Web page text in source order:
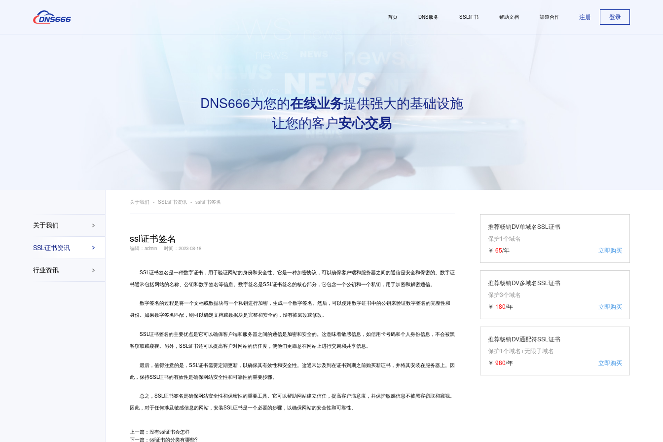
首页 DNS服务 SSL证书 帮助文档 渠道合作 注册 登录
DNS666为您的在线业务提供强大的基础设施
让您的客户安心交易
关于我们
SSL证书资讯
行业资讯
关于我们 SSL证书资讯 ssl证书签名
ssl证书签名
编辑：admin 时间：2023-08-18
SSL证书签名是一种数字证书，用于验证网站的身份和安全性。它是一种加密协议，可以确保客户端和服务器之间的通信是安全和保密的。数字证
书通常包括网站的名称、公钥和数字签名等信息。数字签名是SSL证书签名的核心部分，它包含一个公钥和一个私钥，用于加密和解密通信。
数字签名的过程是将一个文档或数据块与一个私钥进行加密，生成一个数字签名。然后，可以使用数字证书中的公钥来验证数字签名的完整性和
身份。如果数字签名匹配，则可以确定文档或数据块是完整和安全的，没有被篡改或修改。
SSL证书签名的主要优点是它可以确保客户端和服务器之间的通信是加密和安全的。这意味着敏感信息，如信用卡号码和个人身份信息，不会被黑
客窃取或窥视。另外，SSL证书还可以提高客户对网站的信任度，使他们更愿意在网站上进行交易和共享信息。
最后，值得注意的是，SSL证书需要定期更新，以确保其有效性和安全性。这通常涉及到在证书到期之前购买新证书，并将其安装在服务器上。因
此，保持SSL证书的有效性是确保网站安全性和可靠性的重要步骤。
总之，SSL证书签名是确保网站安全性和保密性的重要工具。它可以帮助网站建立信任，提高客户满意度，并保护敏感信息不被黑客窃取和窥视。
因此，对于任何涉及敏感信息的网站，安装SSL证书是一个必要的步骤，以确保网站的安全性和可靠性。
上一篇：没有ssl证书会怎样
下一篇：ssl证书的分类有哪些?
推荐畅销DV单域名SSL证书
保护1个域名
立即购买
￥ 65/年
推荐畅销DV多域名SSL证书
保护3个域名
立即购买
￥ 180/年
推荐畅销DV通配符SSL证书
保护1个域名+无限子域名
立即购买
￥ 980/年